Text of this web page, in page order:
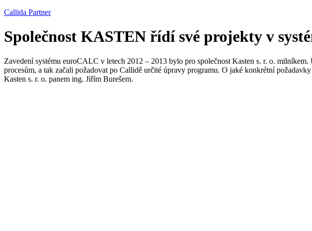
Callida Partner
Společnost KASTEN řídí své projekty v
Zavedení systému euroCALC v letech 2012 – 2013 bylo pro společnost Kasten s. r. o.
procesům, a tak začali požadovat po Callidě určité úpravy programu. O jaké konkrétní
Kasten s. r. o. panem ing. Jiřím Burešem.